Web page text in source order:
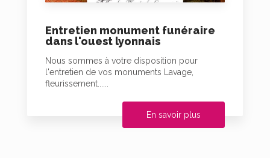
Entretien monument funéraire
dans l'ouest lyonnais
Nous sommes à votre disposition pour
l'entretien de vos monuments Lavage,
fleurissement......
En savoir plus